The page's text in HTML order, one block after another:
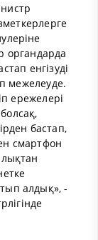
органдарда
енгізуді
межелеуде.
ережелері
бастап,
смартфон
алдық», -